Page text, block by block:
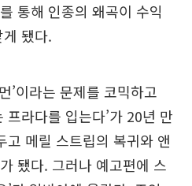
통해 인종의 왜곡이 수익
됐다.
’이라는 문제를 코믹하고
프라다를 입는다’가 20년 만
고 메릴 스트립의 복귀와 앤
됐다. 그러나 예고편에 스